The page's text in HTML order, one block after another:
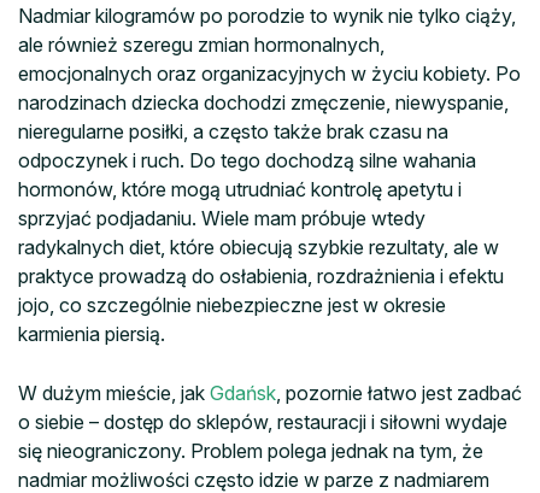
Nadmiar kilogramów po porodzie to wynik nie tylko ciąży,
ale również szeregu zmian hormonalnych,
emocjonalnych oraz organizacyjnych w życiu kobiety. Po
narodzinach dziecka dochodzi zmęczenie, niewyspanie,
nieregularne posiłki, a często także brak czasu na
odpoczynek i ruch. Do tego dochodzą silne wahania
hormonów, które mogą utrudniać kontrolę apetytu i
sprzyjać podjadaniu. Wiele mam próbuje wtedy
radykalnych diet, które obiecują szybkie rezultaty, ale w
praktyce prowadzą do osłabienia, rozdrażnienia i efektu
jojo, co szczególnie niebezpieczne jest w okresie
karmienia piersią.
W dużym mieście, jak Gdańsk , pozornie łatwo jest zadbać
o siebie – dostęp do sklepów, restauracji i siłowni wydaje
się nieograniczony. Problem polega jednak na tym, że
nadmiar możliwości często idzie w parze z nadmiarem